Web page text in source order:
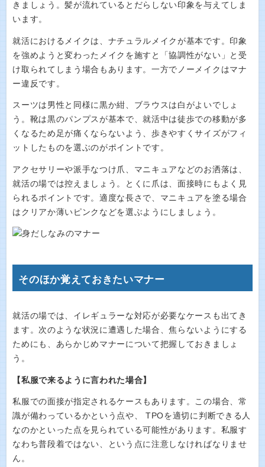
きましょう。髪が流れているとだらしない印象を与えてしま
います。
就活におけるメイクは、ナチュラルメイクが基本です。印象
を強めようと変わったメイクを施すと「協調性がない」と受
け取られてしまう場合もあります。一方でノーメイクはマナ
ー違反です。
スーツは男性と同様に黒か紺、ブラウスは白がよいでしょ
う。靴は黒のパンプスが基本で、就活中は徒歩での移動が多
くなるため足が痛くならないよう、歩きやすくサイズがフィ
ットしたものを選ぶのがポイントです。
アクセサリーや派手なつけ爪、マニキュアなどのお洒落は、
就活の場では控えましょう。とくに爪は、面接時にもよく見
られるポイントです。適度な長さで、マニキュアを塗る場合
はクリアか薄いピンクなどを選ぶようにしましょう。
そのほか覚えておきたいマナー
就活の場では、イレギュラーな対応が必要なケースも出てき
ます。次のような状況に遭遇した場合、焦らないようにする
ためにも、あらかじめマナーについて把握しておきましょ
う。
【私服で来るように言われた場合】
私服での面接が指定されるケースもあります。この場合、常
識が備わっているかという点や、 TPOを適切に判断できる人
なのかといった点を見られている可能性があります。私服す
なわち普段着ではない、という点に注意しなければなりませ
ん。